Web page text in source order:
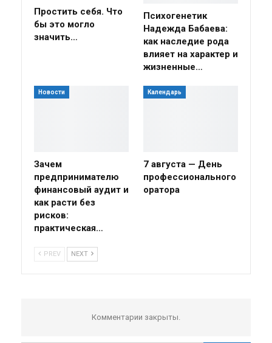
Простить себя. Что
бы это могло
значить…
Психогенетик
Надежда Бабаева:
как наследие рода
влияет на характер и
жизненные…
Новости
Зачем
предпринимателю
финансовый аудит и
как расти без
рисков:
практическая…
Календарь
7 августа — День
профессионального
оратора
PREV NEXT
Комментарии закрыты.